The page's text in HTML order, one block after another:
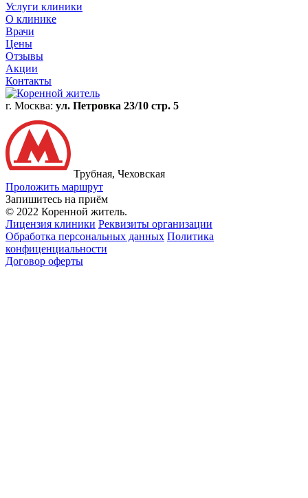
Услуги клиники
О клинике
Врачи
Цены
Отзывы
Акции
Контакты
г. Москва: ул. Петровка 23/10 стр. 5
Трубная, Чеховская
Проложить маршрут
Запишитесь на приём
© 2022 Коренной житель.
Лицензия клиники Реквизиты организации
Обработка персональных данных Политика
конфиценциальности
Договор оферты